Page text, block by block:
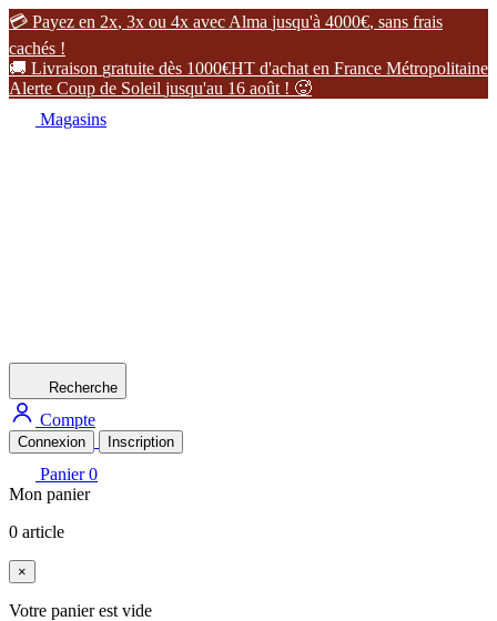
 Payez en 2x, 3x ou 4x avec Alma jusqu'à 4000€, sans frais
cachés !
 Livraison gratuite dès 1000€HT d'achat en France Métropolitaine
Alerte Coup de Soleil jusqu'au 16 août ! 
Magasins
Recherche
Compte
Connexion Inscription
Panier 0
Mon panier
0 article
×
Votre panier est vide